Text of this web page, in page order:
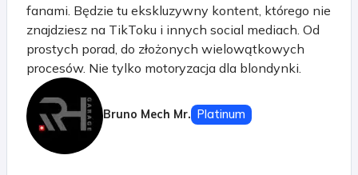
fanami. Będzie tu ekskluzywny kontent, którego nie
znajdziesz na TikToku i innych social mediach. Od
prostych porad, do złożonych wielowątkowych
procesów. Nie tylko motoryzacja dla blondynki.
Motoryzacja dla każdego. Będziecie mogli zadawać
dowolne pytania, a ja będę na nie odpowiadał na
live'ach. Będę dzielił się z Wami nie tylko
ciekawostkami z garażu, ale też przygotuję różne
Bruno Mech Mr. Platinum